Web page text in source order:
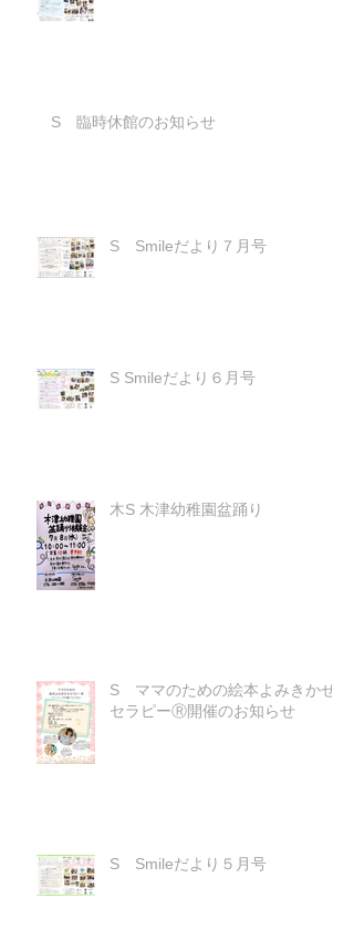
S 臨時休館のお知らせ
S Smileだより７月号
S Smileだより６月号
木S 木津幼稚園盆踊り
S ママのための絵本よみきかせ
セラピーⓇ開催のお知らせ
S Smileだより５月号